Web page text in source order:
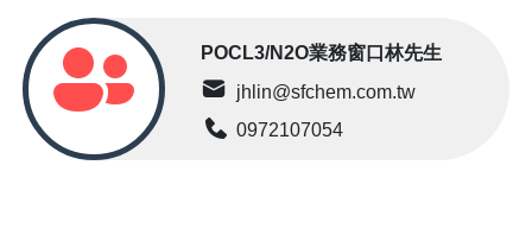
POCL3/N2O業務窗口林先生
jhlin@sfchem.com.tw
0972107054